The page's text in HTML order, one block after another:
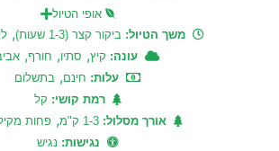
אופי הטיול
משך הטיול: ביקור קצר (1-3 שעות) ,
עונה: קיץ, סתיו, חורף,
עלות: חינם, בתשלום
רמת קושי: קל
אורך מסלול:1-3 ק"מ , פחות
נגישות: נגיש